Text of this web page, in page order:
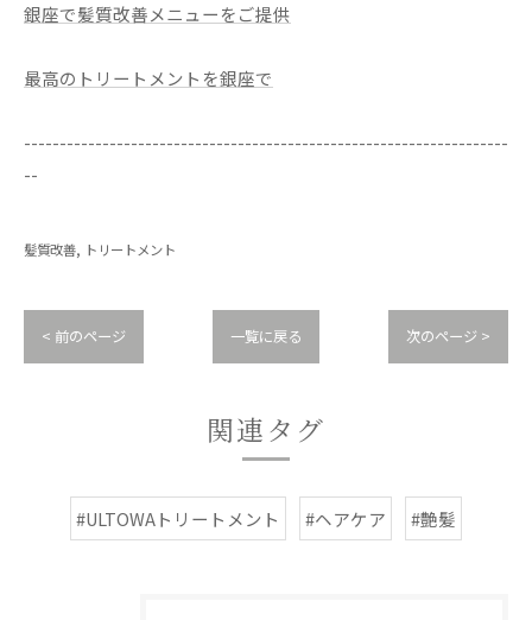
銀座で髪質改善メニューをご提供
最高のトリートメントを銀座で
--------------------------------------------------------------------
--
髪質改善 トリートメント
< 前のページ 一覧に戻る 次のページ >
関連タグ
#ULTOWAトリートメント #ヘアケア #艶髪